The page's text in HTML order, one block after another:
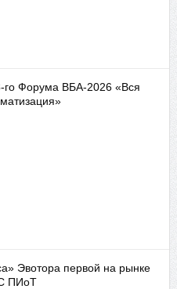
го Форума ВБА-2026 «Вся
Эвотора первой на рынке
ПИоТ